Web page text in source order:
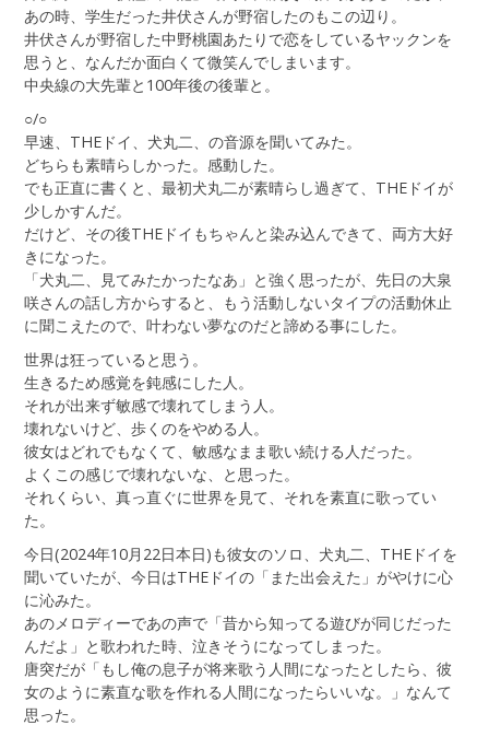
あの時、学生だった井伏さんが野宿したのもこの辺り。
井伏さんが野宿した中野桃園あたりで恋をしているヤックンを
思うと、なんだか面白くて微笑んでしまいます。
中央線の大先輩と100年後の後輩と。
○/○
早速、THEドイ、犬丸二、の音源を聞いてみた。
どちらも素晴らしかった。感動した。
でも正直に書くと、最初犬丸二が素晴らし過ぎて、THEドイが
少しかすんだ。
だけど、その後THEドイもちゃんと染み込んできて、両方大好
きになった。
「犬丸二、見てみたかったなあ」と強く思ったが、先日の大泉
咲さんの話し方からすると、もう活動しないタイプの活動休止
に聞こえたので、叶わない夢なのだと諦める事にした。
世界は狂っていると思う。
生きるため感覚を鈍感にした人。
それが出来ず敏感で壊れてしまう人。
壊れないけど、歩くのをやめる人。
彼女はどれでもなくて、敏感なまま歌い続ける人だった。
よくこの感じで壊れないな、と思った。
それくらい、真っ直ぐに世界を見て、それを素直に歌ってい
た。
今日(2024年10月22日本日)も彼女のソロ、犬丸二、THEドイを
聞いていたが、今日はTHEドイの「また出会えた」がやけに心
に沁みた。
あのメロディーであの声で「昔から知ってる遊びが同じだった
んだよ」と歌われた時、泣きそうになってしまった。
唐突だが「もし俺の息子が将来歌う人間になったとしたら、彼
女のように素直な歌を作れる人間になったらいいな。」なんて
思った。